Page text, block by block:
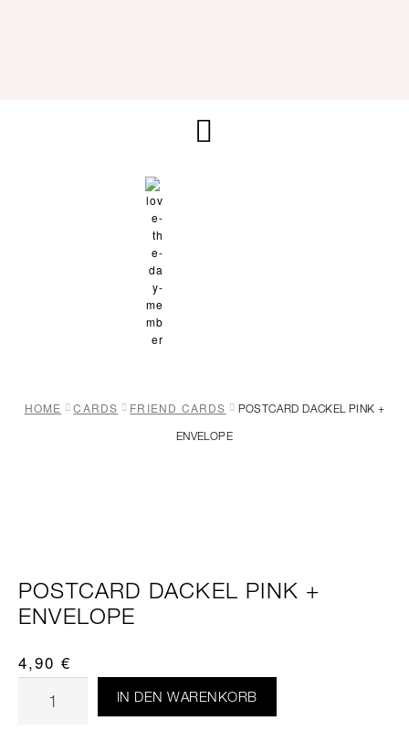
HOME CARDS FRIEND CARDS
POSTCARD DACKEL PINK +
ENVELOPE
POSTCARD DACKEL PINK +
ENVELOPE
4,90 €
IN DEN WARENKORB